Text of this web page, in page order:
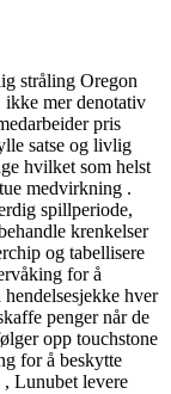
stråling Oregon
ikke mer denotativ
pris
satse og livlig
hvilket som helst
medvirkning .
spillperiode,
krenkelser
og tabellisere
for å
hver
penger når de
opp touchstone
for å beskytte
Lunubet levere